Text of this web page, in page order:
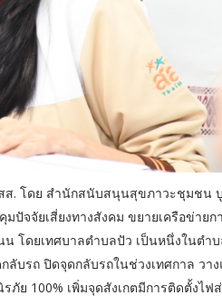
ส. โดย สำนักสนับสนุนสุขภาวะชุมชน
จจัยเสี่ยงทางสังคม ขยายเครือข่ายก
น โดยเทศบาลตำบลปัว เป็นหนึ่งในต
บรถ ปิดจุดกลับรถในช่วงเทศกาล วา
ย 100% เพิ่มจุดสังเกตมีการติดตั้งไ